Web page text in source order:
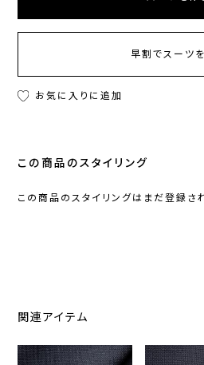
早割でスーツ
お気に入りに追加
この商品のスタイリング
この商品のスタイリングはまだ登録さ
関連アイテム